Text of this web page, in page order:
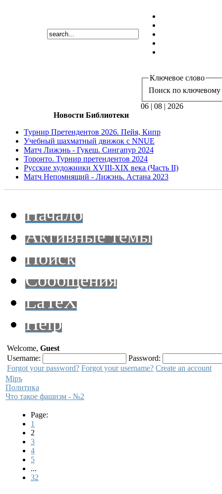
Ключевое слово
Поиск по ключевому
06 | 08 | 2026
Новости Библиотеки
Турнир Претендентов 2026. Пейя, Кипр
Учебный шахматный движок с NNUE
Матч Лижэнь - Гукеш. Сингапур 2024
Торонто. Турнир претендентов 2024
Русские художники XVIII-XIX века (Часть II)
Матч Непомнящий - Лижэнь. Астана 2023
Начало
Активные темы
Поиск
Сообщения
LaTeX
Help
Welcome, Guest
Username:
Password:
Forgot your password? Forgot your username? Create an account
Мiръ
Политика
Что такое фашизм - №2
Page:
1
2
3
4
5
...
32